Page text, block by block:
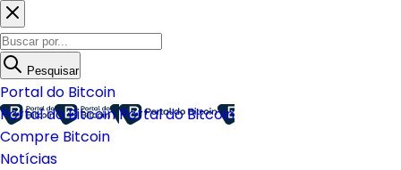
Pesquisar
Portal do Bitcoin
Portal do BitcoinPortal do Bitcoin
Compre Bitcoin
Notícias